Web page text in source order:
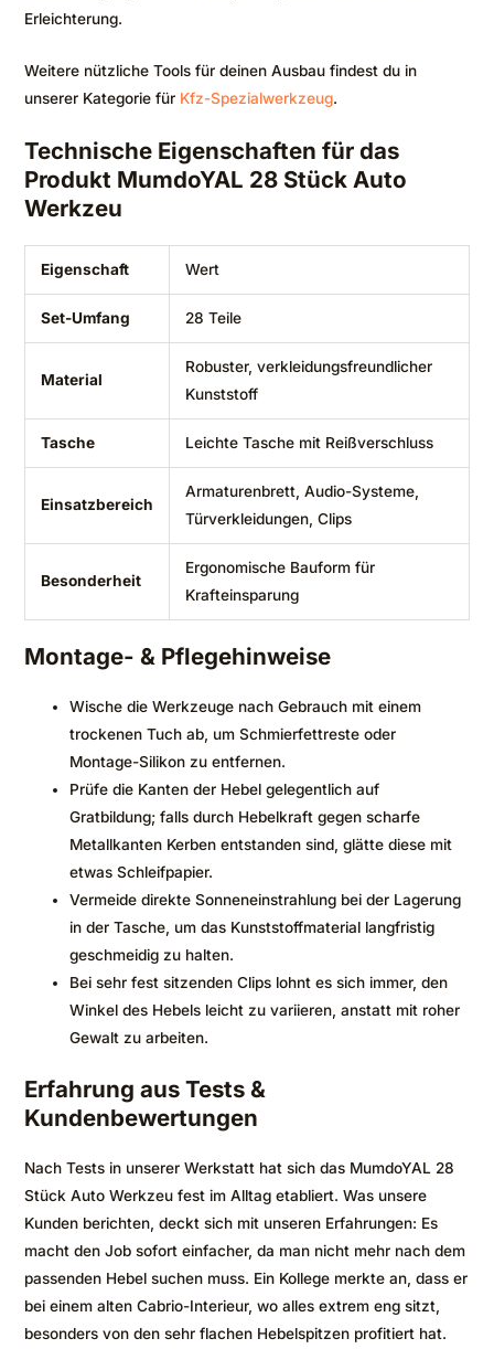
Erleichterung.
Weitere nützliche Tools für deinen Ausbau findest du in
unserer Kategorie für Kfz-Spezialwerkzeug.
Technische Eigenschaften für das
Produkt MumdoYAL 28 Stück Auto
Werkzeu
Eigenschaft Wert
Set-Umfang 28 Teile
Material
Robuster, verkleidungsfreundlicher
Kunststoff
Tasche Leichte Tasche mit Reißverschluss
Einsatzbereich
Armaturenbrett, Audio-Systeme,
Türverkleidungen, Clips
Besonderheit
Ergonomische Bauform für
Krafteinsparung
Montage- & Pflegehinweise
Wische die Werkzeuge nach Gebrauch mit einem
trockenen Tuch ab, um Schmierfettreste oder
Montage-Silikon zu entfernen.
Prüfe die Kanten der Hebel gelegentlich auf
Gratbildung; falls durch Hebelkraft gegen scharfe
Metallkanten Kerben entstanden sind, glätte diese mit
etwas Schleifpapier.
Vermeide direkte Sonneneinstrahlung bei der Lagerung
in der Tasche, um das Kunststoffmaterial langfristig
geschmeidig zu halten.
Bei sehr fest sitzenden Clips lohnt es sich immer, den
Winkel des Hebels leicht zu variieren, anstatt mit roher
Gewalt zu arbeiten.
Erfahrung aus Tests &
Kundenbewertungen
Nach Tests in unserer Werkstatt hat sich das MumdoYAL 28
Stück Auto Werkzeu fest im Alltag etabliert. Was unsere
Kunden berichten, deckt sich mit unseren Erfahrungen: Es
macht den Job sofort einfacher, da man nicht mehr nach dem
passenden Hebel suchen muss. Ein Kollege merkte an, dass er
bei einem alten Cabrio-Interieur, wo alles extrem eng sitzt,
besonders von den sehr flachen Hebelspitzen profitiert hat.